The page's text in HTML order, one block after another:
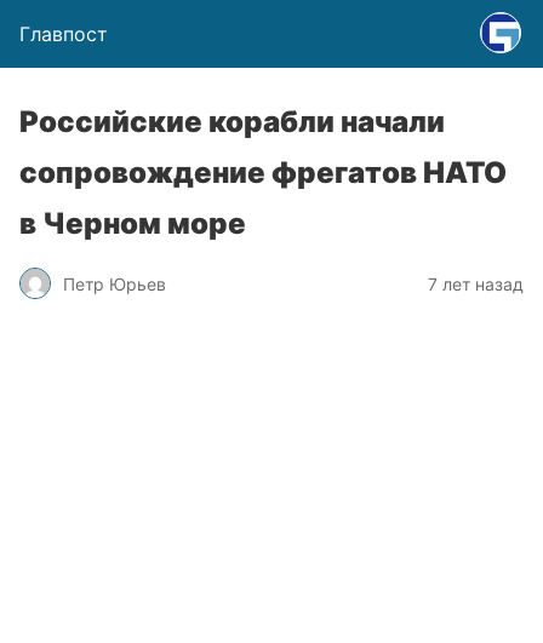
Главпост
Российские корабли начали
сопровождение фрегатов НАТО
в Черном море
Петр Юрьев 7 лет назад